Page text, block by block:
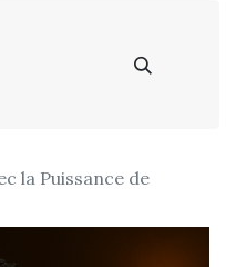
la Puissance de